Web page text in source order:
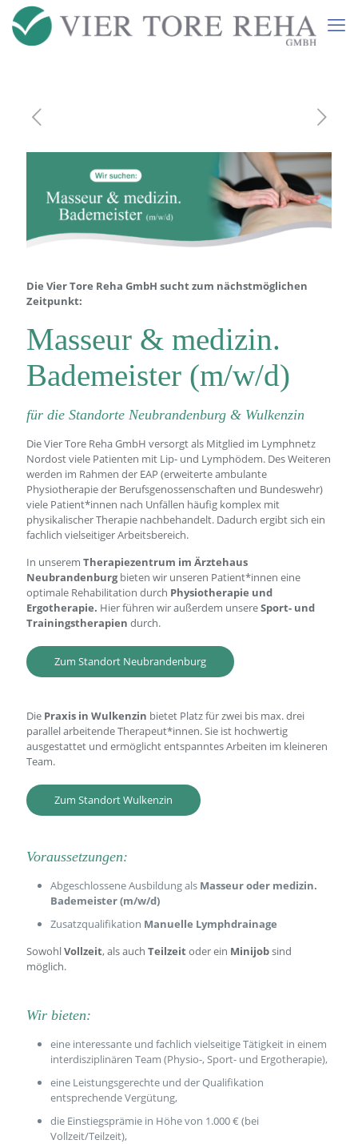
Die Vier Tore Reha GmbH sucht zum nächstmöglichen
Zeitpunkt:
Masseur & medizin.
Bademeister (m/w/d)
für die Standorte Neubrandenburg & Wulkenzin
Die Vier Tore Reha GmbH versorgt als Mitglied im Lymphnetz
Nordost viele Patienten mit Lip- und Lymphödem. Des Weiteren
werden im Rahmen der EAP (erweiterte ambulante
Physiotherapie der Berufsgenossenschaften und Bundeswehr)
viele Patient*innen nach Unfällen häufig komplex mit
physikalischer Therapie nachbehandelt. Dadurch ergibt sich ein
fachlich vielseitiger Arbeitsbereich.
In unserem Therapiezentrum im Ärztehaus
Neubrandenburgbieten wir unseren Patient*innen eine
optimale Rehabilitation durch Physiotherapie und
Ergotherapie. Hier führen wir außerdem unsereSport- und
Trainingstherapien durch.
Zum Standort Neubrandenburg
Die Praxis in Wulkenzin bietet Platz für zwei bis max. drei
parallel arbeitende Therapeut*innen. Sie ist hochwertig
ausgestattet und ermöglicht entspanntes Arbeiten im kleineren
Team.
Zum Standort Wulkenzin
Voraussetzungen:
Abgeschlossene Ausbildung als Masseur oder medizin.
Bademeister (m/w/d)
Zusatzqualifikation Manuelle Lymphdrainage
SowohlVollzeit, als auch Teilzeitoder ein Minijobsind
möglich.
Wir bieten:
eine interessante und fachlich vielseitige Tätigkeit in einem
interdisziplinären Team (Physio-, Sport- und Ergotherapie),
eine Leistungsgerechte und der Qualifikation
entsprechende Vergütung,
die Einstiegsprämie in Höhe von 1.000 € (bei
Vollzeit/Teilzeit),